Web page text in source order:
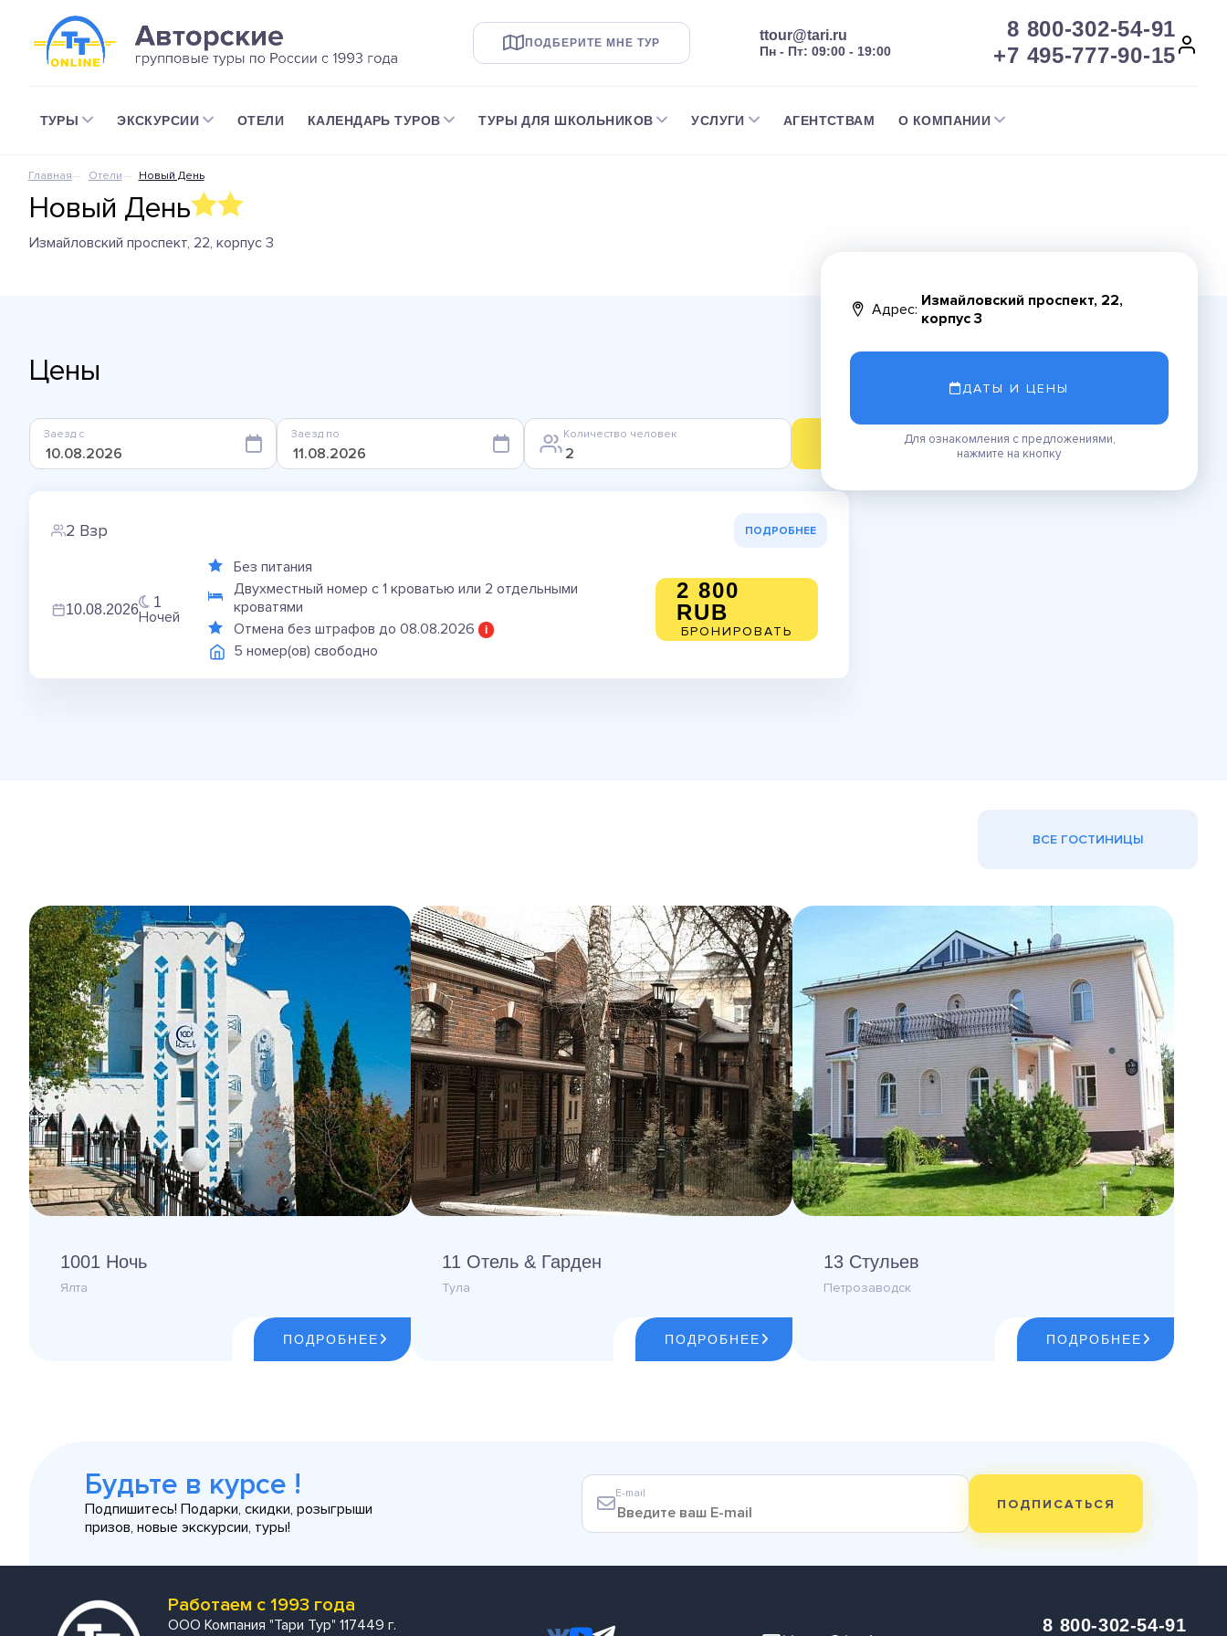
ПОДБЕРИТЕ МНЕ ТУР ttour@tari.ru
Пн - Пт: 09:00 - 19:00
8 800-302-54-91
+7 495-777-90-15
ТУРЫ ЭКСКУРСИИ ОТЕЛИ КАЛЕНДАРЬ ТУРОВ ТУРЫ ДЛЯ ШКОЛЬНИКОВ УСЛУГИ АГЕНТСТВАМ О КОМПАНИИ
Главная Отели Новый День
Новый День
Измайловский проспект, 22, корпус 3
Адрес: Измайловский проспект, 22,
корпус 3
ДАТЫ И ЦЕНЫ
Для ознакомления с предложениями,
нажмите на кнопку
Цены
Заезд с Заезд по Количество человек
2 Взр ПОДРОБНЕЕ
10.08.2026 1
Ночей
Без питания
Двухместный номер с 1 кроватью или 2 отдельными
кроватями
Отмена без штрафов до 08.08.2026
i
5 номер(ов) свободно
2 800
RUB
БРОНИРОВАТЬ
ВСЕ ГОСТИНИЦЫ
1001 Ночь
Ялта
ПОДРОБНЕЕ
11 Отель & Гарден
Тула
ПОДРОБНЕЕ
13 Стульев
Петрозаводск
ПОДРОБНЕЕ
Будьте в курсе !
Подпишитесь! Подарки, скидки, розыгрыши
призов, новые экскурсии, туры!
E-mail
ПОДПИСАТЬСЯ
Работаем с 1993 года
ООО Компания "Тари Тур" 117449 г.
8 800-302-54-91